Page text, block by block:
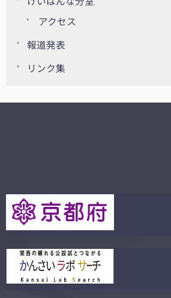
アクセス
報道発表
リンク集